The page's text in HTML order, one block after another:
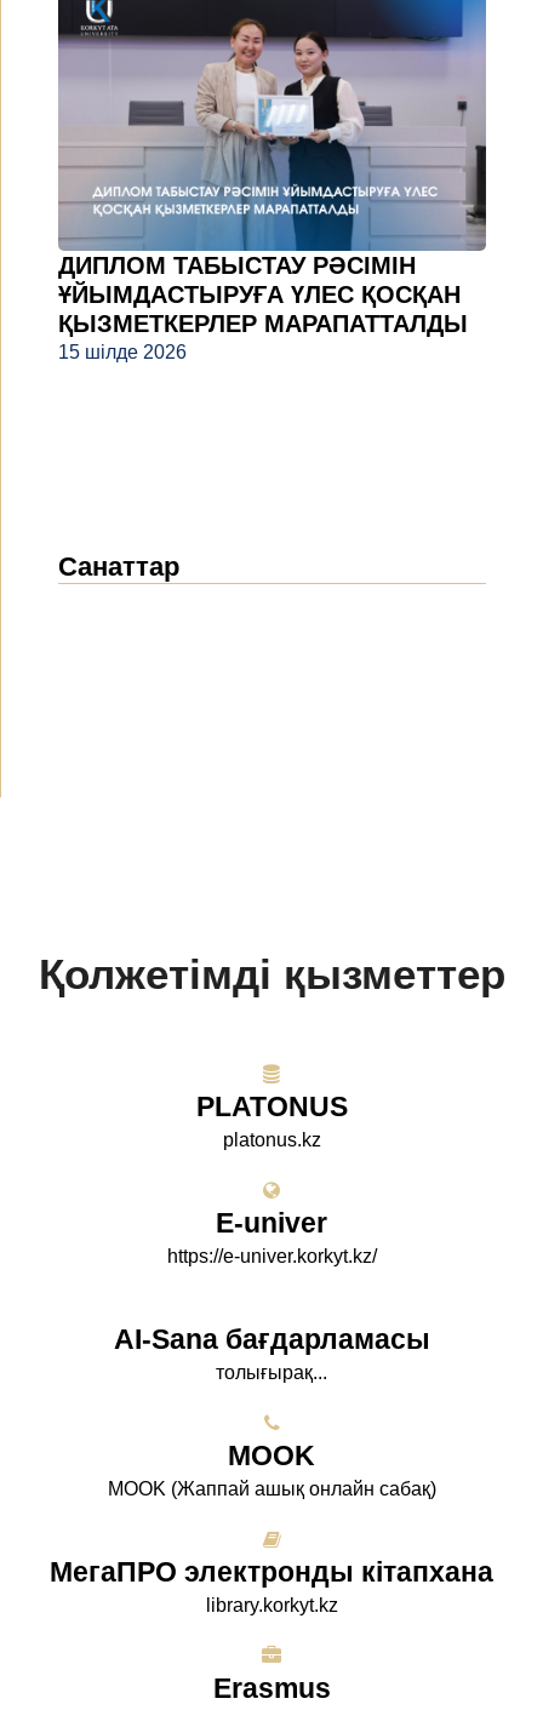
ДИПЛОМ ТАБЫСТАУ РӘСІМІН
ҰЙЫМДАСТЫРУҒА ҮЛЕС ҚОСҚАН
ҚЫЗМЕТКЕРЛЕР МАРАПАТТАЛДЫ
15 шілде 2026
Санаттар
Қолжетімді қызметтер
PLATONUS
platonus.kz
E-univer
https://e-univer.korkyt.kz/
AI-Sana бағдарламасы
толығырақ...
МООK
МООK (Жаппай ашық онлайн сабақ)
МегаПРО электронды кітапхана
library.korkyt.kz
Erasmus